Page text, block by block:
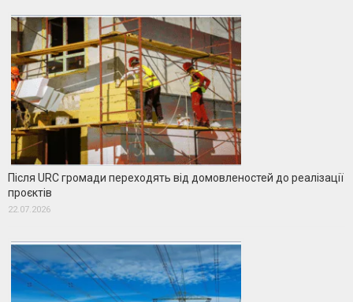
Після URC громади переходять від домовленостей до реалізації
проєктів
22.07.2026